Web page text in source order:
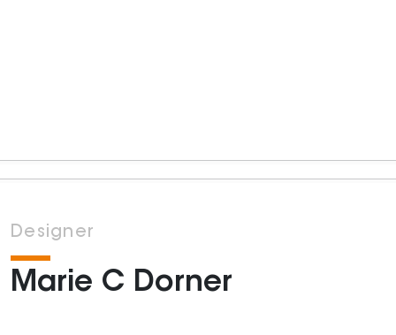
Designer
Marie C Dorner